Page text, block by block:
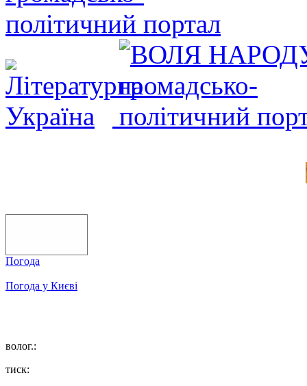
Погода
Погода у Києві
волог.:
тиск: